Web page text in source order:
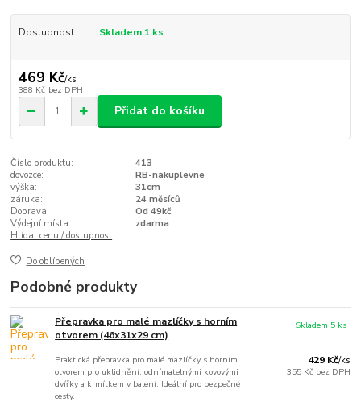
Dostupnost Skladem 1 ks
469 Kč/ks
388 Kč bez DPH
Přidat do košíku
Číslo produktu:
413
dovozce:
RB-nakuplevne
výška:
31cm
záruka:
24 měsíců
Doprava:
Od 49kč
Výdejní místa:
zdarma
Hlídat cenu / dostupnost
Do oblíbených
Podobné produkty
Přepravka pro malé mazlíčky s horním
otvorem (46x31x29 cm)
Praktická přepravka pro malé mazlíčky s horním
otvorem pro uklidnění, odnímatelnými kovovými
dvířky a krmítkem v balení. Ideální pro bezpečné
cesty.
429 Kč/ks
355 Kč bez DPH
Skladem 5 ks